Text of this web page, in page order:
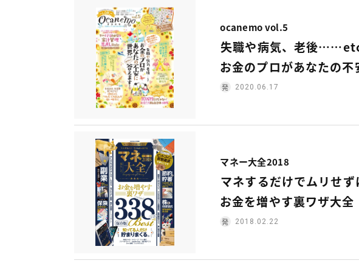
ocanemo vol.5
失職や病気、老後
お金のプロがあなたの不
2020.06.17
マネー大全2018
マネするだけでムリせず
お金を増やす裏ワザ大全
2018.02.22